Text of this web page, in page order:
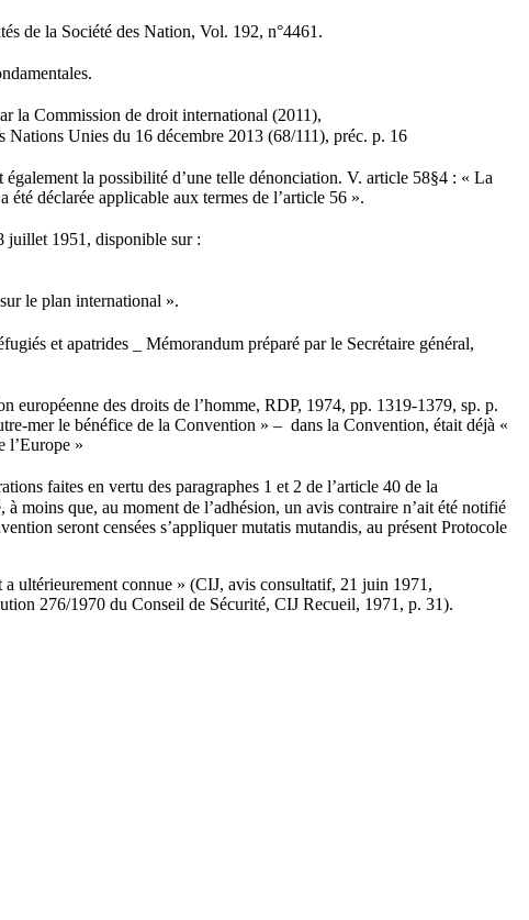
de la Société des Nation, Vol. 192, n°4461.
la Commission de droit international (2011),
Nations Unies du 16 décembre 2013 (68/111), préc. p. 16
la possibilité d’une telle dénonciation. V. article 58§4 : « La
déclarée applicable aux termes de l’article 56 ».
juillet 1951, disponible sur :
le plan international ».
et apatrides _ Mémorandum préparé par le Secrétaire général,
des droits de l’homme, RDP, 1974, pp. 1319-1379, sp. p.
mer le bénéfice de la Convention » – dans la Convention, était déjà «
l’Europe »
faites en vertu des paragraphes 1 et 2 de l’article 40 de la
moins que, au moment de l’adhésion, un avis contraire n’ait été notifié
seront censées s’appliquer mutatis mutandis, au présent Protocole
ultérieurement connue » (CIJ, avis consultatif, 21 juin 1971,
276/1970 du Conseil de Sécurité, CIJ Recueil, 1971, p. 31).